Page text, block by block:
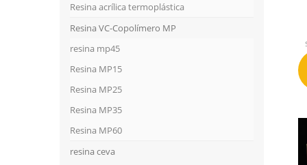
Resina acrílica termoplástica
Resina VC-Copolímero MP
resina mp45
Resina MP15
Resina MP25
Resina MP35
Resina MP60
resina ceva